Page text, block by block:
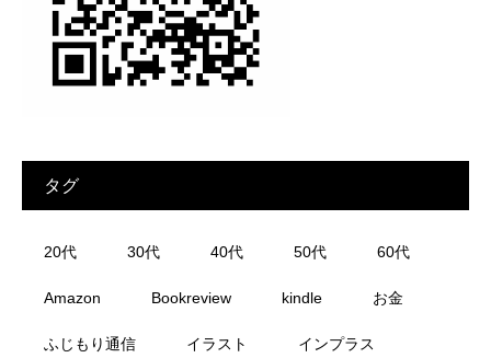
タグ
20代 30代 40代 50代 60代
Amazon Bookreview kindle お金
ふじもり通信 イラスト インプラス